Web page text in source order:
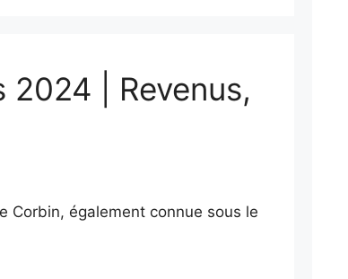
| Revenus,
Corbin, également connue sous le